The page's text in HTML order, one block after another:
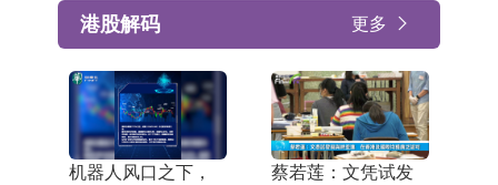
港股解码 更多
机器人风口之下，
蔡若莲：文凭试发